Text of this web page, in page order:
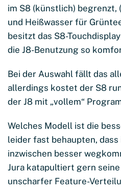
im S8 (künstlich) begrenzt,
und Heißwasser für
besitzt das S8-
die J8-Benutzung so
Bei der Auswahl fällt das
allerdings kostet der S8
der J8 mit „vollem“
Welches Modell ist die
leider fast behaupten,
inzwischen besser
Jura katapultiert gern
unscharfer Feature-